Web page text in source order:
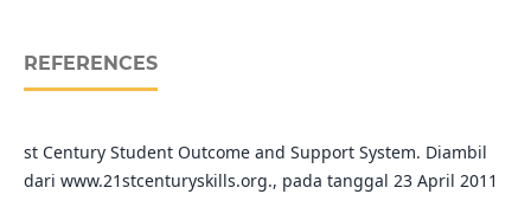
REFERENCES
st Century Student Outcome and Support System. Diambil
dari www.21stcenturyskills.org., pada tanggal 23 April 2011